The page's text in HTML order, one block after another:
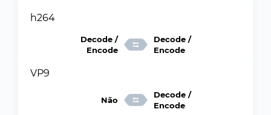
h264
Decode /
Encode
Decode /
Encode
VP9
Não
Decode /
Encode